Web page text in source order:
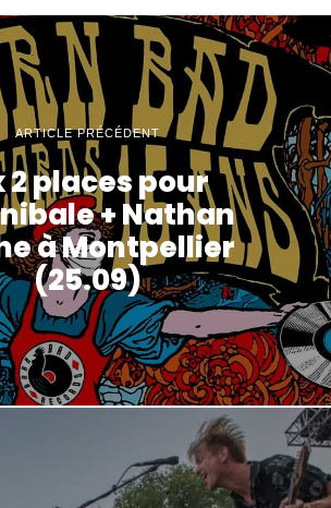
ARTICLE PRÉCÉDENT
2 places pour
+ Nathan
à Montpellier
(25.09)